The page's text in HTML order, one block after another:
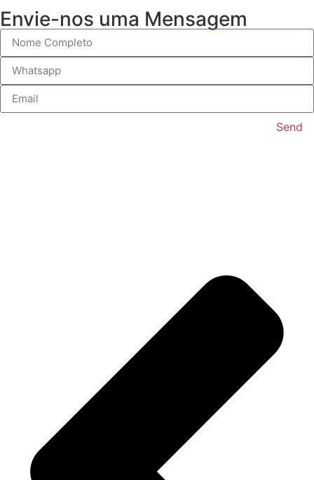
Envie-nos uma Mensagem
Send